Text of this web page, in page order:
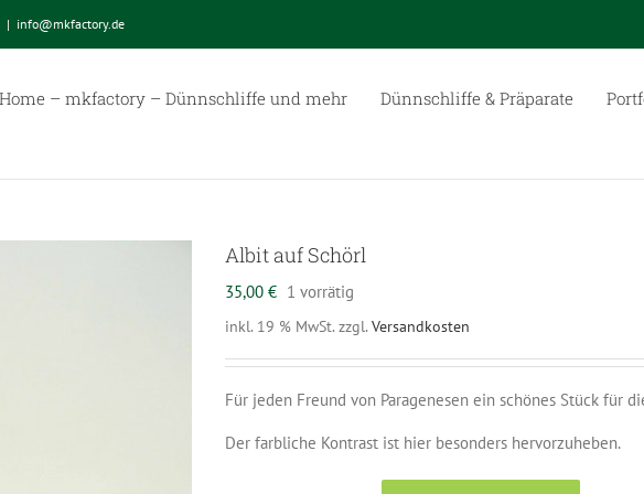
| info@mkfactory.de
Home – mkfactory – Dünnschliffe und mehr Dünnschliffe & Präparate
Albit auf Schörl
35,00 € 1 vorrätig
inkl. 19 % MwSt. zzgl. Versandkosten
Für jeden Freund von Paragenesen ein schönes Stück für
Der farbliche Kontrast ist hier besonders hervorzuheben.